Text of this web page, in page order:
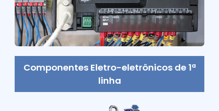
Componentes Eletro-eletrônicos de 1ª
linha